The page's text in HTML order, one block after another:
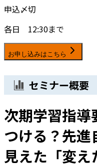
申込〆切
各日 12:30まで
お申し込みはこちら
セミナー概要
次期学習指導
つける？先進
見えた「変え